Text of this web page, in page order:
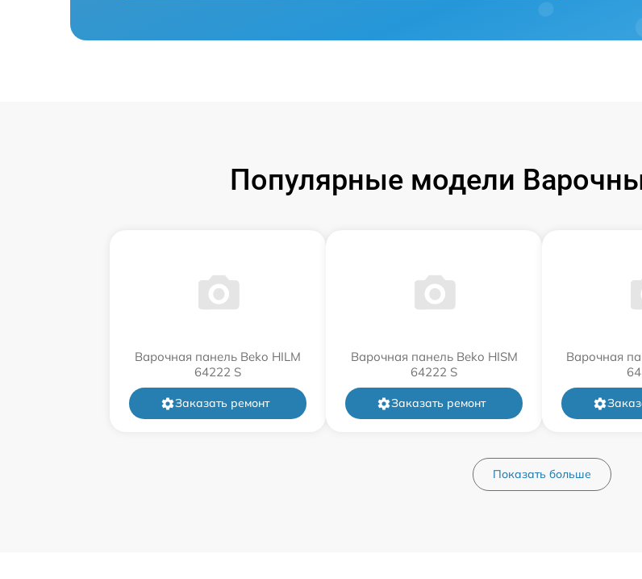
Популярные модели
Варочная панель Beko HILM
64222 S
Заказать ремонт
Варочная панель Beko HISM
64222 S
Заказать ремонт
Варочная
Показать больше